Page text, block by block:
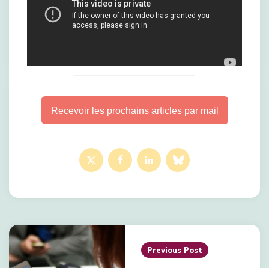
Recevoir les prochains articles par mail
Previous Post